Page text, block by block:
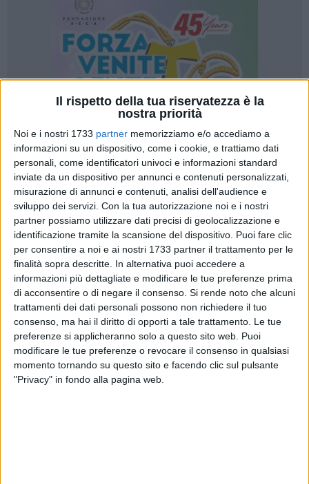
Il rispetto della tua riservatezza è la
nostra priorità
Noi e i nostri 1733 partner memorizziamo e/o accediamo a
informazioni su un dispositivo, come i cookie, e trattiamo dati
personali, come identificatori univoci e informazioni standard
inviate da un dispositivo per annunci e contenuti personalizzati,
misurazione di annunci e contenuti, analisi dell'audience e
sviluppo dei servizi. Con la tua autorizzazione noi e i nostri
partner possiamo utilizzare dati precisi di geolocalizzazione e
identificazione tramite la scansione del dispositivo. Puoi fare clic
per consentire a noi e ai nostri 1733 partner il trattamento per le
finalità sopra descritte. In alternativa puoi accedere a
informazioni più dettagliate e modificare le tue preferenze prima
di acconsentire o di negare il consenso. Si rende noto che alcuni
trattamenti dei dati personali possono non richiedere il tuo
consenso, ma hai il diritto di opporti a tale trattamento. Le tue
preferenze si applicheranno solo a questo sito web. Puoi
modificare le tue preferenze o revocare il consenso in qualsiasi
momento tornando su questo sito e facendo clic sul pulsante
"Privacy" in fondo alla pagina web.
Da domani iniziano i lavori per asfaltare le strade interessate
dagli scavi per la posa di cavi elettrici nell'ambito del
progetto ENEL di potenziamento della rete. Si tratta dellevie
Beccaria, Zanardelli, Sella, Patalini, Alighieri, Petrarca,
Boccaccio (e traverse).
La ditta esecutrice gestirà tutte le misure necessarie per la
salvaguardia della pubblica e privata incolumità. Obblighi e
divieti di sosta e transito seguiranno lo stato d'avanzamento